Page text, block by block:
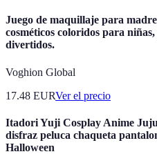
Juego de maquillaje para
cosméticos coloridos para
divertidos.
Voghion Global
17.48 EURVer el precio
Itadori Yuji Cosplay Anime
disfraz peluca chaqueta
Halloween